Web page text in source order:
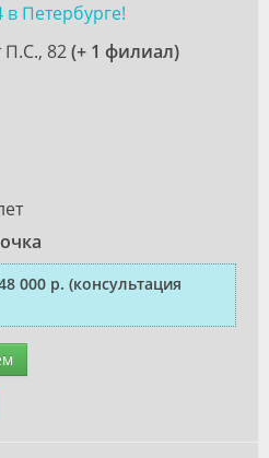
Петербурге!
82(+ 1 филиал)
000 р. (консультация